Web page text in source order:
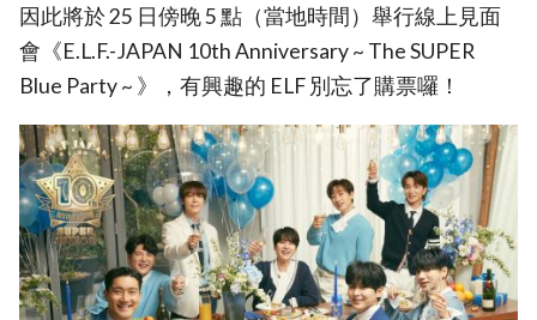
因此將於 25 日傍晚 5 點（當地時間）舉行線上見面
會《E.L.F.-JAPAN 10th Anniversary ~ The SUPER
Blue Party ~ 》，有興趣的 ELF 別忘了購票囉！